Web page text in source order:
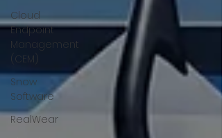
Cloud
Endpoint
Management
(CEM)
Snow
Software
RealWear